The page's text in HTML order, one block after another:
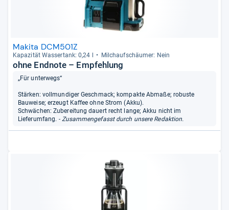
Makita DCM501Z
Kapa­zi­tät Was­ser­tank: 0,24 l Milchauf­schäu­mer: Nein
ohne Endnote – Empfehlung
„Für unterwegs“
Stärken: vollmundiger Geschmack; kompakte Abmaße; robuste
Bauweise; erzeugt Kaffee ohne Strom (Akku).
Schwächen: Zubereitung dauert recht lange; Akku nicht im
Lieferumfang. - Zusammengefasst durch unsere Redaktion.